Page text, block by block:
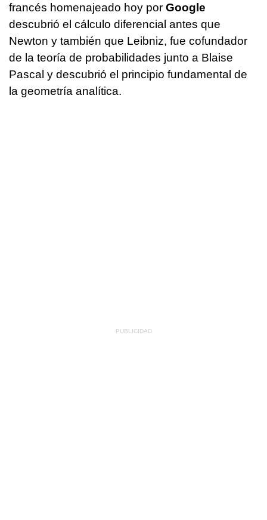
francés homenajeado hoy por Google
descubrió el cálculo diferencial antes que
Newton y también que Leibniz, fue cofundador
de la teoría de probabilidades junto a Blaise
Pascal y descubrió el principio fundamental de
la geometría analítica.